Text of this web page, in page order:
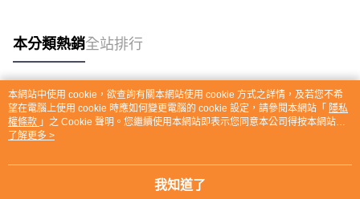
本分類熱銷全站排行
熱門標籤
本網站中使用 cookie，欲查詢有關本網站使用 cookie 方式之詳情，及若您不希
望在電腦上使用 cookie 時應如何變更電腦的 cookie 設定，請參閱本網站「 隱私
權條款 」之 Cookie 聲明。您繼續使用本網站即表示您同意本公司得按本網站使
用條款之 Cookie 聲明使用 cookie。
了解更多 >
我知道了